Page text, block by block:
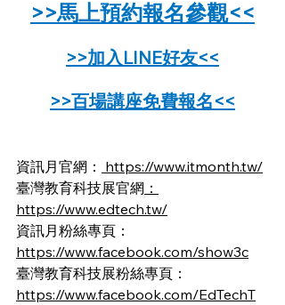
>>馬上預約報名參觀<<
>>加入LINE好友<<
>>百場講座免費報名<<
資訊月官網： https://www.itmonth.tw/
臺灣教育科技展官網 ：
https://www.edtech.tw/
資訊月粉絲專頁：
https://www.facebook.com/show3c
臺灣教育科技展粉絲專頁：
https://www.facebook.com/EdTechT